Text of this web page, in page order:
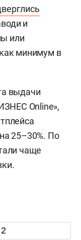
и
или
минимум в
выдачи
Online»,
25–30%. По
чаще
2